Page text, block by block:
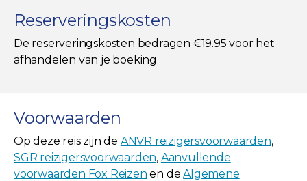
Reserveringskosten
De reserveringskosten bedragen €19.95 voor het
afhandelen van je boeking
Voorwaarden
Op deze reis zijn de ANVR reizigersvoorwaarden,
SGR reizigersvoorwaarden, Aanvullende
voorwaarden Fox Reizen en deAlgemene